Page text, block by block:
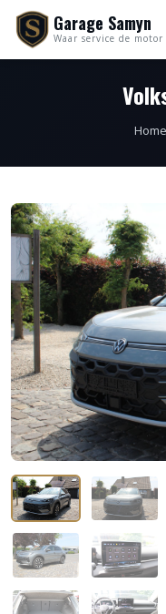
Garage Samyn
Waar service de motor
Home